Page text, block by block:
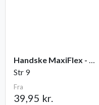
Handske MaxiFlex - Ultimate
Str 9
Fra
39,95 kr.